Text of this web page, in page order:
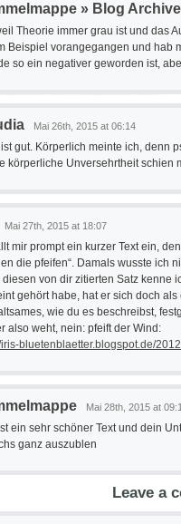
» Blog
Theorie immer grau ist und das
Beispiel vorangegangen und hab
so ein negativer geworden ist,
Mai 26th, 2015 at 06:14
gut. Körperlich meinte ich, denn
körperliche Unversehrtheit schien
Mai 27th, 2015 at 18:07
mir prompt ein kurzer Text ein,
die pfeifen“. Damals wusste ich
von dir zitierten Satz kenne
gehört habe, hat er sich doch
wie du es beschreibst,
also weht, nein: pfeift der Wind:
iris-bluetenblaetter.blogspot.de/
Mai 28th, 2015 at
ein sehr schöner Text und dein
ganz auszublen
Leave a